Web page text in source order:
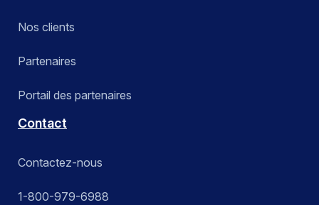
Nos clients
Partenaires
Portail des partenaires
Contact
Contactez-nous
1-800-979-6988